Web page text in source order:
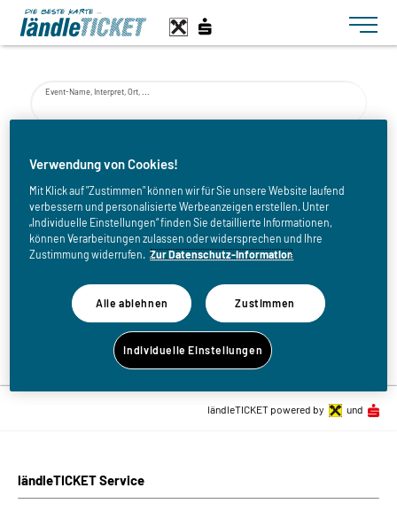
Toggle
Event-Name, Interpret, Ort, ...
bis
Zurück zur Eventliste
ländleTICKET Service
ländleTICKET powered by und
Verwendung von Cookies!
Mit Klick auf "Zustimmen" können wir für Sie unsere Website laufend
verbessern und personalisierte Werbeanzeigen erstellen. Unter
„Individuelle Einstellungen“ finden Sie detaillierte Informationen,
können Verarbeitungen zulassen oder widersprechen und Ihre
Zustimmung widerrufen. Zur Datenschutz-Information
Alle ablehnen Zustimmen
Individuelle Einstellungen